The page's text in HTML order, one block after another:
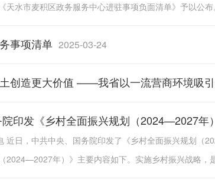
天水市麦积区政务服务中心进驻事项负面清单》予以公布
事项清单 2025-03-24
创造更大价值 ——我省以一流营商环境吸
印发《乡村全面振兴规划（2024—2027年
近日，中共中央、国务院印发了《乡村全面振兴规划（
2024—2027年）》主要内容如下。实施乡村振兴战略